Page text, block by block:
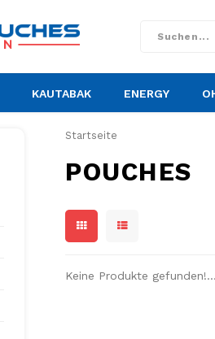
KAUTABAK ENERGY
Startseite
POUCHES
Keine Produkte gefunden!...